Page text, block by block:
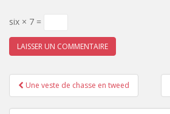
six × 7 =
Pagination
d'article
Une veste de chasse en tweed